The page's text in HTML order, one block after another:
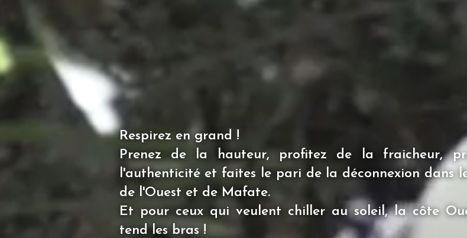
Respirez en grand !
Prenez de la hauteur, profitez de la fraicheur,
l'authenticité et faites le pari de la déconnexion dans
de l'Ouest et de Mafate.
Et pour ceux qui veulent chiller au soleil, la côte
tend les bras !